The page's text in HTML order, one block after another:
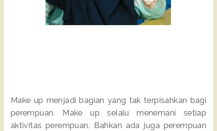
Make up menjadi bagian yang tak terpisahkan bagi
perempuan. Make up selalu menemani setiap
aktivitas perempuan. Bahkan ada juga perempuan